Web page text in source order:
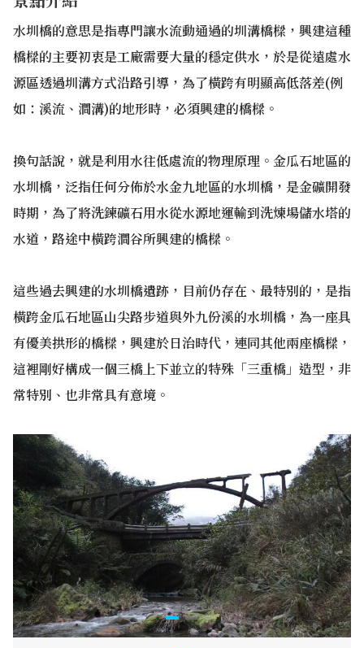
水圳橋的意思是指專門讓水流動通過的圳溝橋樑，興建這種
橋樑的主要初衷是工廠需要大量的穩定供水，於是從遠處水
源區透過圳溝方式沿路引導，為了橫跨有明顯高低落差(例
如：溪流、澗溝)的地形時，必須興建的橋樑。
換句話說，就是利用水往低處流的物理原理。金瓜石地區的
水圳橋，泛指任何分佈於水金九地區的水圳橋，是金礦開發
時期，為了將洗鍊礦石用水從水源地運輸到洗煉場儲水塔的
水道，路途中橫跨澗谷所興建的橋樑。
這些過去興建的水圳橋遺跡，目前仍存在、最特別的，是指
橫跨金瓜石地區山尖路步道與外九份溪的水圳橋，為一座具
有優美拱形的橋樑，興建於日治時代，連同其他兩座橋樑，
這裡剛好構成一個三橋上下並立的特殊「三重橋」造型，非
常特別、也非常具有意境。